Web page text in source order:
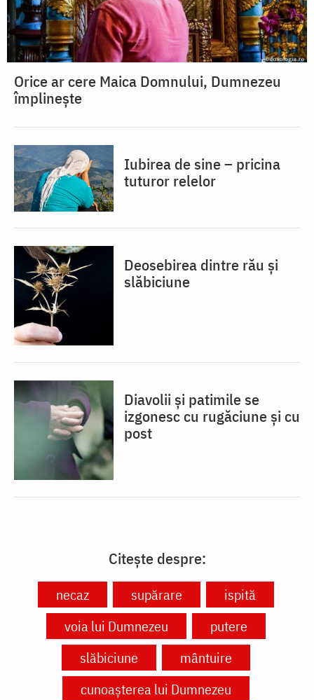
Orice ar cere Maica Domnului, Dumnezeu
împlinește
Iubirea de sine – pricina
tuturor relelor
Deosebirea dintre rău și
slăbiciune
Diavolii și patimile se
izgonesc cu rugăciune și cu
post
Citește despre:
necaz supărare
ispită
voia lui Dumnezeu
putere
slăbiciune
mântuire
cunoașterea lui Dumnezeu